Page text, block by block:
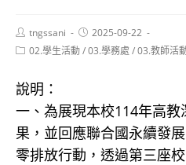
Post
author:
tngssani
Post
published:
2025-09-22
Post02.學生活動/03.學務處 /03.教師活
說明：
一、為展現本校114年高教
果，並回應聯合國永續發
零排放行動，透過第三座